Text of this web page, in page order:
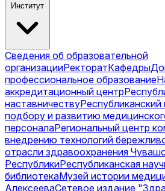
Институт
Сведения об образовательной
организацииРекторатКафедры
профессиональное образование
аккредитационный центр
наставничеству
подбору и развитию
персоналаРегиональный центр
внедрению технологий
отрасли здравоохранения
РеспубликиРеспубликанская
библиотекаМузей истории
АлексееваСетевое издание